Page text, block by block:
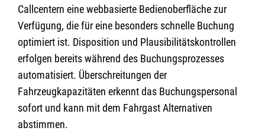
Callcentern eine webbasierte Bedienoberfläche zur
Verfügung, die für eine besonders schnelle Buchung
optimiert ist. Disposition und Plausibilitätskontrollen
erfolgen bereits während des Buchungsprozesses
automatisiert. Überschreitungen der
Fahrzeugkapazitäten erkennt das Buchungspersonal
sofort und kann mit dem Fahrgast Alternativen
abstimmen.